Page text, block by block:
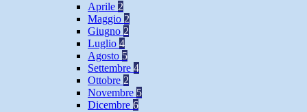
Aprile 2
Maggio 2
Giugno 2
Luglio 4
Agosto 5
Settembre 4
Ottobre 2
Novembre 5
Dicembre 6